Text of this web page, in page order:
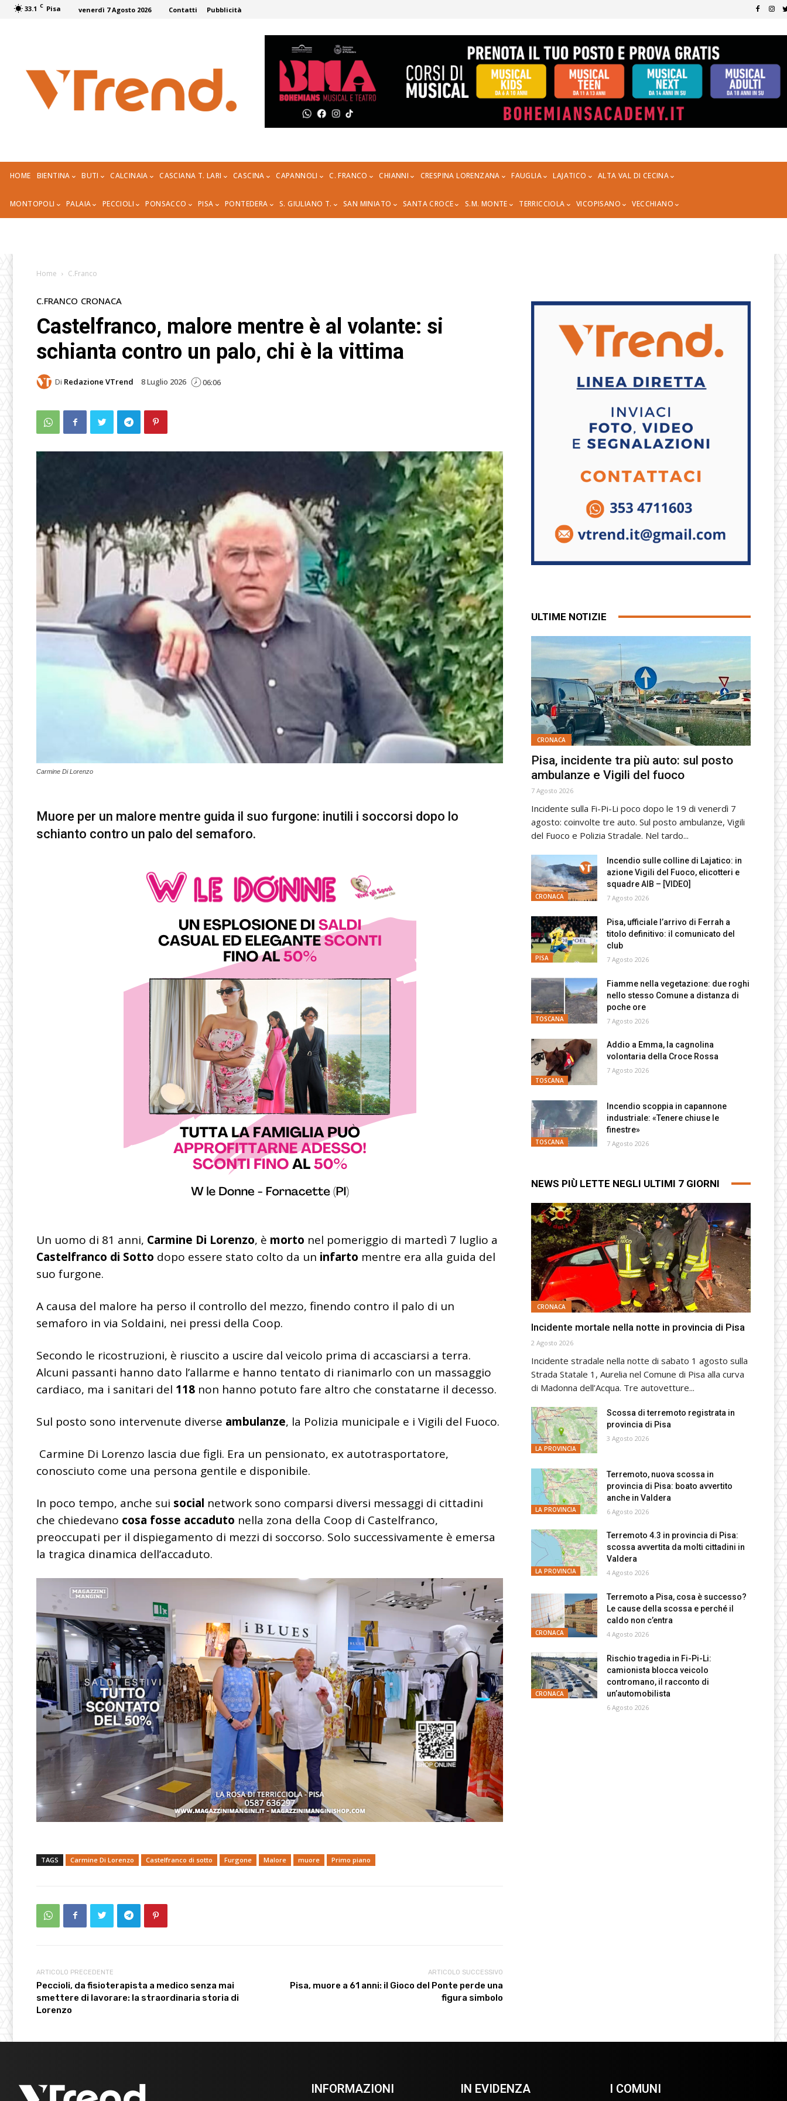
33.1 C Pisa venerdì 7 Agosto 2026 Contatti Pubblicità
HOME BIENTINA BUTI CALCINAIA CASCIANA T. LARI CASCINA CAPANNOLI C. FRANCO CHIANNI CRESPINA LORENZANA FAUGLIA LAJATICO ALTA VAL DI CECINA
MONTOPOLI PALAIA PECCIOLI PONSACCO PISA PONTEDERA S. GIULIANO T. SAN MINIATO SANTA CROCE S.M. MONTE TERRICCIOLA VICOPISANO VECCHIANO
Home C.Franco
C.FRANCO CRONACA
Castelfranco, malore mentre è al volante: si
schianta contro un palo, chi è la vittima
Di Redazione VTrend 8 Luglio 2026 06:06
Carmine Di Lorenzo
Muore per un malore mentre guida il suo furgone: inutili i soccorsi dopo lo
schianto contro un palo del semaforo.
Un uomo di 81 anni, Carmine Di Lorenzo, è morto nel pomeriggio di martedì 7 luglio a
Castelfranco di Sotto dopo essere stato colto da un infarto mentre era alla guida del
suo furgone.
A causa del malore ha perso il controllo del mezzo, finendo contro il palo di un
semaforo in via Soldaini, nei pressi della Coop.
Secondo le ricostruzioni, è riuscito a uscire dal veicolo prima di accasciarsi a terra.
Alcuni passanti hanno dato l’allarme e hanno tentato di rianimarlo con un massaggio
cardiaco, ma i sanitari del 118 non hanno potuto fare altro che constatarne il decesso.
Sul posto sono intervenute diverse ambulanze, la Polizia municipale e i Vigili del Fuoco.
Carmine Di Lorenzo lascia due figli. Era un pensionato, ex autotrasportatore,
conosciuto come una persona gentile e disponibile.
In poco tempo, anche sui social network sono comparsi diversi messaggi di cittadini
che chiedevano cosa fosse accaduto nella zona della Coop di Castelfranco,
preoccupati per il dispiegamento di mezzi di soccorso. Solo successivamente è emersa
la tragica dinamica dell’accaduto.
TAGS Carmine Di Lorenzo Castelfranco di sotto Furgone Malore muore Primo piano
ARTICOLO PRECEDENTE
Peccioli, da fisioterapista a medico senza mai
smettere di lavorare: la straordinaria storia di
Lorenzo
ARTICOLO SUCCESSIVO
Pisa, muore a 61 anni: il Gioco del Ponte perde una
figura simbolo
ULTIME NOTIZIE
CRONACA
Pisa, incidente tra più auto: sul posto
ambulanze e Vigili del fuoco
7 Agosto 2026
Incidente sulla Fi-Pi-Li poco dopo le 19 di venerdì 7
agosto: coinvolte tre auto. Sul posto ambulanze, Vigili
del Fuoco e Polizia Stradale. Nel tardo...
CRONACA
Incendio sulle colline di Lajatico: in
azione Vigili del Fuoco, elicotteri e
squadre AIB – [VIDEO]
7 Agosto 2026
PISA
Pisa, ufficiale l’arrivo di Ferrah a
titolo definitivo: il comunicato del
club
7 Agosto 2026
TOSCANA
Fiamme nella vegetazione: due roghi
nello stesso Comune a distanza di
poche ore
7 Agosto 2026
TOSCANA
Addio a Emma, la cagnolina
volontaria della Croce Rossa
7 Agosto 2026
TOSCANA
Incendio scoppia in capannone
industriale: «Tenere chiuse le
finestre»
7 Agosto 2026
NEWS PIÙ LETTE NEGLI ULTIMI 7 GIORNI
CRONACA
Incidente mortale nella notte in provincia di Pisa
2 Agosto 2026
Incidente stradale nella notte di sabato 1 agosto sulla
Strada Statale 1, Aurelia nel Comune di Pisa alla curva
di Madonna dell’Acqua. Tre autovetture...
LA PROVINCIA
Scossa di terremoto registrata in
provincia di Pisa
3 Agosto 2026
LA PROVINCIA
Terremoto, nuova scossa in
provincia di Pisa: boato avvertito
anche in Valdera
6 Agosto 2026
LA PROVINCIA
Terremoto 4.3 in provincia di Pisa:
scossa avvertita da molti cittadini in
Valdera
4 Agosto 2026
CRONACA
Terremoto a Pisa, cosa è successo?
Le cause della scossa e perché il
caldo non c’entra
4 Agosto 2026
CRONACA
Rischio tragedia in Fi-Pi-Li:
camionista blocca veicolo
contromano, il racconto di
un’automobilista
6 Agosto 2026
INFORMAZIONI IN EVIDENZA I COMUNI